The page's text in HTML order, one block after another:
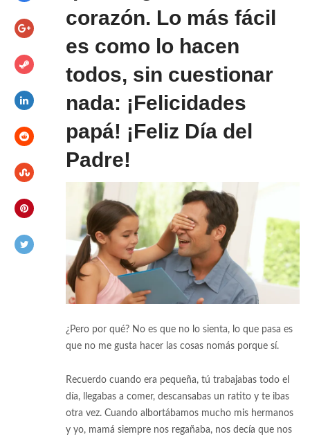
corazón. Lo más fácil
es como lo hacen
todos, sin cuestionar
nada: ¡Felicidades
papá! ¡Feliz Día del
Padre!
¿Pero por qué? No es que no lo sienta, lo que pasa es
que no me gusta hacer las cosas nomás porque sí.
Recuerdo cuando era pequeña, tú trabajabas todo el
día, llegabas a comer, descansabas un ratito y te ibas
otra vez. Cuando albortábamos mucho mis hermanos
y yo, mamá siempre nos regañaba, nos decía que nos